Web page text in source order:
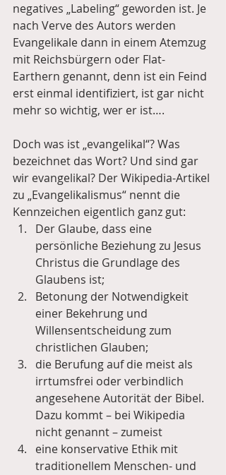
negatives „Labeling“ geworden ist. Je
nach Verve des Autors werden
Evangelikale dann in einem Atemzug
mit Reichsbürgern oder Flat-
Earthern genannt, denn ist ein Feind
erst einmal identifiziert, ist gar nicht
mehr so wichtig, wer er ist….
Doch was ist „evangelikal“? Was
bezeichnet das Wort? Und sind gar
wir evangelikal? Der Wikipedia-Artikel
zu „Evangelikalismus“ nennt die
Kennzeichen eigentlich ganz gut:
Der Glaube, dass eine
persönliche Beziehung zu Jesus
Christus die Grundlage des
Glaubens ist;
Betonung der Notwendigkeit
einer Bekehrung und
Willensentscheidung zum
christlichen Glauben;
die Berufung auf die meist als
irrtumsfrei oder verbindlich
angesehene Autorität der Bibel.
Dazu kommt – bei Wikipedia
nicht genannt – zumeist
eine konservative Ethik mit
traditionellem Menschen- und